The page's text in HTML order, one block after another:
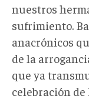
nuestros
sufrimiento.
anacrónicos
de la
que ya
celebración de